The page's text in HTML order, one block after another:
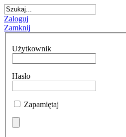
Zaloguj
Zamknij
Użytkownik
Hasło
Zapamiętaj